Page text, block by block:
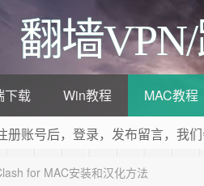
翻墙
下载 Win教程
MAC教程
册账号后，登录，发布留言，我
教程网，这里分享各种V2ray教程
for MAC安装和汉化方法